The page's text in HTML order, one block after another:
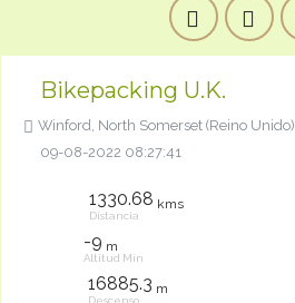
Bikepacking U.K.
Winford, North Somerset (Reino Unido)
09-08-2022 08:27:41
1330.68 kms
Distancia
-9 m
Altitud Mín
16885.3 m
Descenso